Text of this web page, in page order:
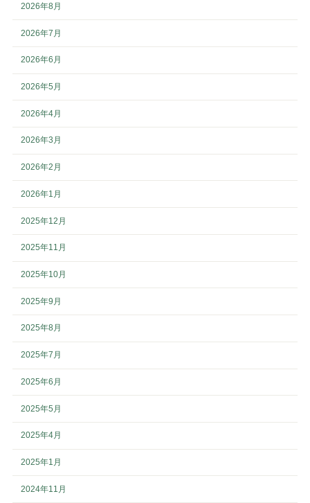
2026年8月
2026年7月
2026年6月
2026年5月
2026年4月
2026年3月
2026年2月
2026年1月
2025年12月
2025年11月
2025年10月
2025年9月
2025年8月
2025年7月
2025年6月
2025年5月
2025年4月
2025年1月
2024年11月